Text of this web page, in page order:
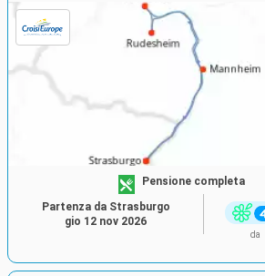
Pensione completa
da
Partenza da Strasburgo
gio 12 nov 2026